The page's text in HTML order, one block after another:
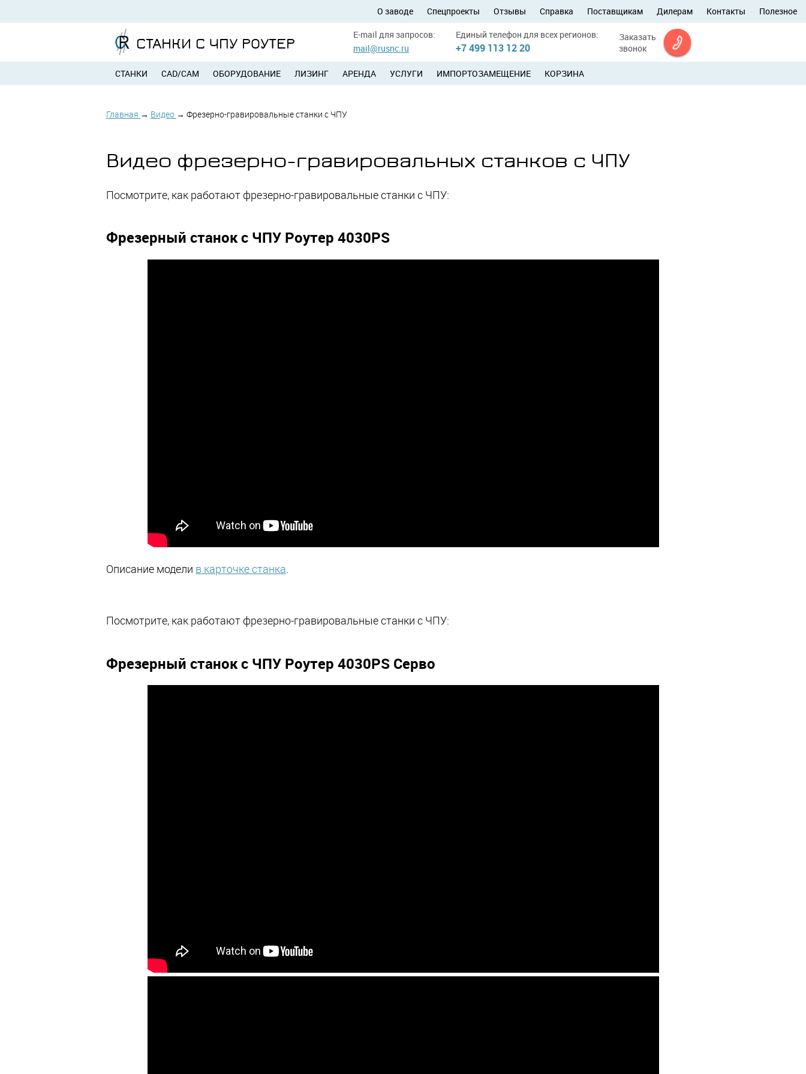
О заводе Спецпроекты Отзывы Справка Поставщикам Дилерам Контакты Полезное
СТАНКИ С ЧПУ РОУТЕР
E-mail для запросов:
mail@rusnc.ru
Единый телефон для всех регионов:
+7 499 113 12 20
Заказать
звонок
СТАНКИ CAD/CAM ОБОРУДОВАНИЕ ЛИЗИНГ АРЕНДА УСЛУГИ ИМПОРТОЗАМЕЩЕНИЕ КОРЗИНА
Главная → Видео → Фрезерно-гравировальные станки с ЧПУ
Видео фрезерно-гравировальных станков с ЧПУ
Посмотрите, как работают фрезерно-гравировальные станки с ЧПУ:
Фрезерный станок с ЧПУ Роутер 4030PS
Описание модели в карточке станка.
Посмотрите, как работают фрезерно-гравировальные станки с ЧПУ:
Фрезерный станок с ЧПУ Роутер 4030PS Серво